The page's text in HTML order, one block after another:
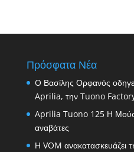
Πρόσφατα Νέα
O Βασίλης Ορφανός
Aprilia, την Tuono
Aprilia Tuono 125 Η
αναβάτες
Η VOM ανακατασκευάζει